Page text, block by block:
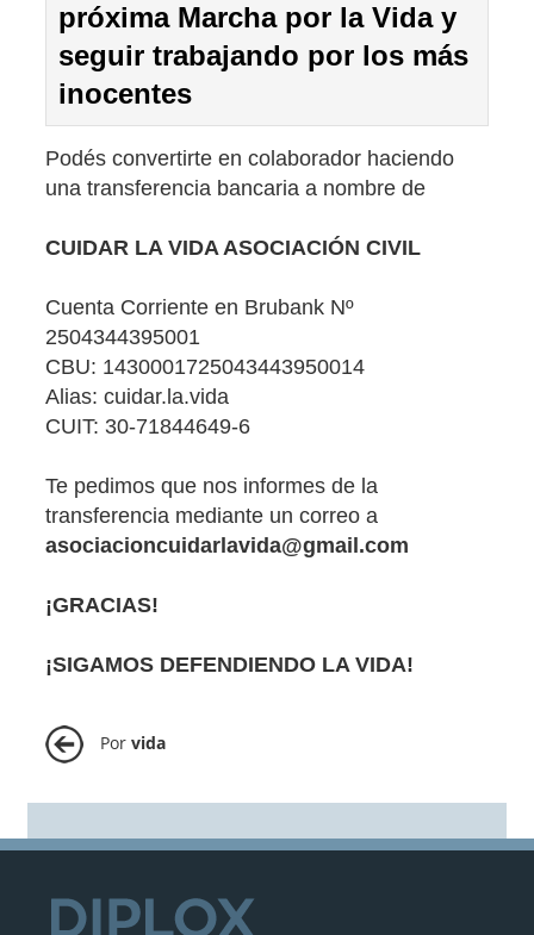
próxima Marcha por la Vida y
seguir trabajando por los más
inocentes
Podés convertirte en colaborador haciendo
una transferencia bancaria a nombre de
CUIDAR LA VIDA ASOCIACIÓN CIVIL
Cuenta Corriente en Brubank Nº
2504344395001
CBU: 1430001725043443950014
Alias: cuidar.la.vida
CUIT: 30-71844649-6
Te pedimos que nos informes de la
transferencia mediante un correo a
asociacioncuidarlavida@gmail.com
¡GRACIAS!
¡SIGAMOS DEFENDIENDO LA VIDA!
Porvida